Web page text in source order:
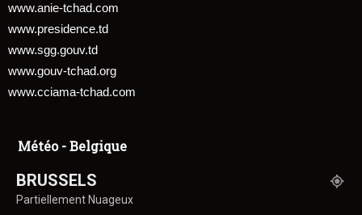
www.anie-tchad.com
www.presidence.td
www.sgg.gouv.td
www.gouv-tchad.org
www.cciama-tchad.com
Météo - Belgique
BRUSSELS
Partiellement Nuageux